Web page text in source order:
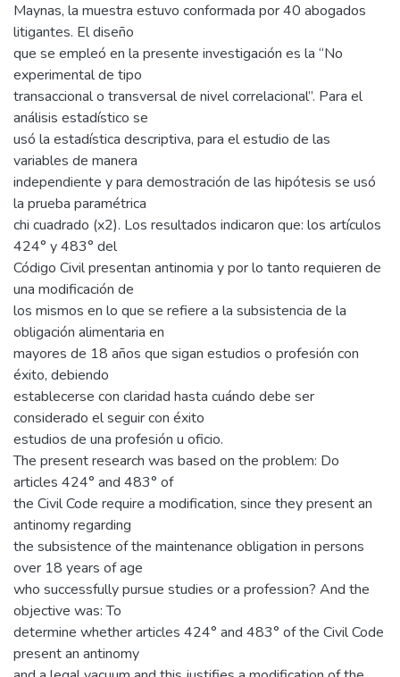
Maynas, la muestra estuvo conformada por 40 abogados
litigantes. El diseño
que se empleó en la presente investigación es la “No
experimental de tipo
transaccional o transversal de nivel correlacional”. Para el
análisis estadístico se
usó la estadística descriptiva, para el estudio de las
variables de manera
independiente y para demostración de las hipótesis se usó
la prueba paramétrica
chi cuadrado (x2). Los resultados indicaron que: los artículos
424° y 483° del
Código Civil presentan antinomia y por lo tanto requieren de
una modificación de
los mismos en lo que se refiere a la subsistencia de la
obligación alimentaria en
mayores de 18 años que sigan estudios o profesión con
éxito, debiendo
establecerse con claridad hasta cuándo debe ser
considerado el seguir con éxito
estudios de una profesión u oficio.
The present research was based on the problem: Do
articles 424° and 483° of
the Civil Code require a modification, since they present an
antinomy regarding
the subsistence of the maintenance obligation in persons
over 18 years of age
who successfully pursue studies or a profession? And the
objective was: To
determine whether articles 424° and 483° of the Civil Code
present an antinomy